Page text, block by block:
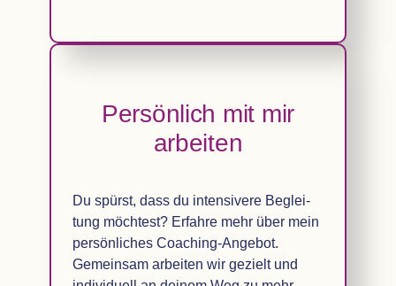
Per­sön­lich mit mir
arbeiten
Du spürst, dass du inten­si­vere Beglei­
tung möch­test? Erfahre mehr über mein
per­sön­li­ches Coa­ching-Ange­bot.
Gemein­sam arbei­ten wir gezielt und